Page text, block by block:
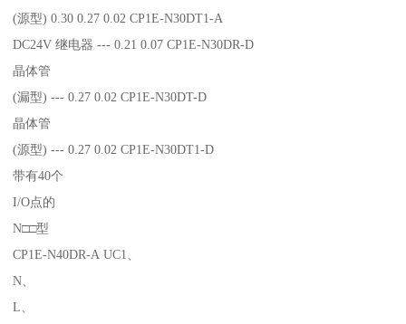
(源型) 0.30 0.27 0.02 CP1E-N30DT1-A
DC24V 继电器 --- 0.21 0.07 CP1E-N30DR-D
晶体管
(漏型) --- 0.27 0.02 CP1E-N30DT-D
晶体管
(源型) --- 0.27 0.02 CP1E-N30DT1-D
带有40个
I/O点的
N□□型
CP1E-N40DR-A UC1、
N、
L、